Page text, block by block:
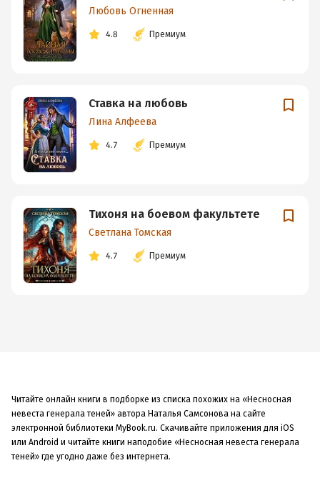
Любовь Огненная
4.8 Премиум
Ставка на любовь
Лина Алфеева
4.7 Премиум
Тихоня на боевом факультете
Светлана Томская
4.7 Премиум
Читайте онлайн книги в подборке из списка похожих на «Несносная
невеста генерала теней» автора Наталья Самсонова на сайте
электронной библиотеки MyBook.ru. Скачивайте приложения для iOS
или Android и читайте книги наподобие «Несносная невеста генерала
теней» где угодно даже без интернета.